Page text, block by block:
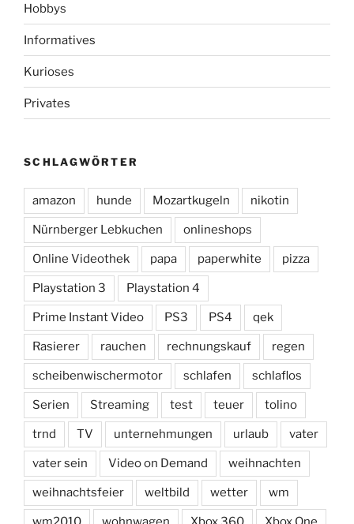
Hobbys
Informatives
Kurioses
Privates
SCHLAGWÖRTER
amazon hunde Mozartkugeln nikotin
Nürnberger Lebkuchen onlineshops
Online Videothek papa paperwhite pizza
Playstation 3 Playstation 4
Prime Instant Video PS3 PS4 qek
Rasierer rauchen rechnungskauf regen
scheibenwischermotor schlafen schlaflos
Serien Streaming test teuer tolino
trnd TV unternehmungen urlaub vater
vater sein Video on Demand weihnachten
weihnachtsfeier weltbild wetter wm